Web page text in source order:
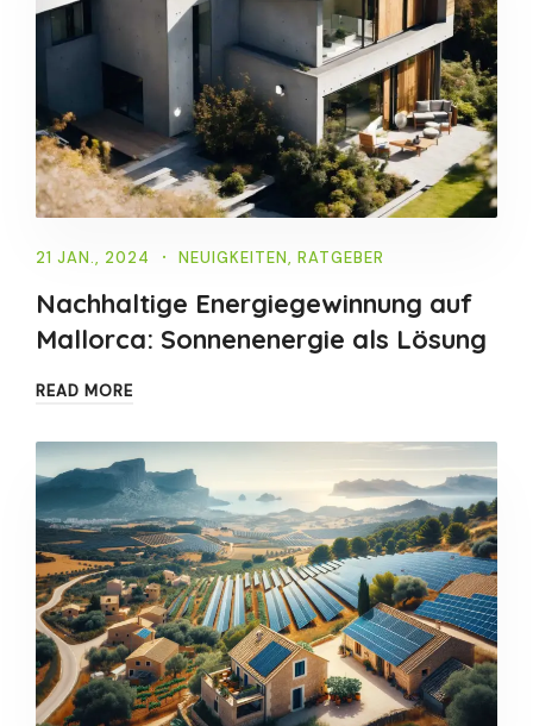
21 JAN., 2024 NEUIGKEITEN, RATGEBER
Nachhaltige Energiegewinnung auf
Mallorca: Sonnenenergie als Lösung
READ MORE